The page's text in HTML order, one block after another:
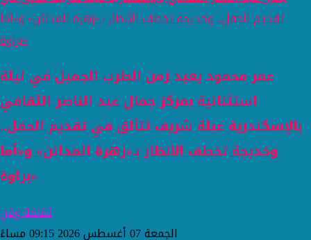
عمر محمود يعيد زمن الطرب الجميل في ليلة
استثنائية بمركز جمال عبد الناصر الثقافي
بالإسكندرية عبلة شريف تتألق في تقديم الحفل..
وخديجة تخطف الأنظار بـ«زهرة المدائن» و«أما
براوة»
ثقافة وفن
الجمعة 07 أغسطس 2026 09:15 مساءً